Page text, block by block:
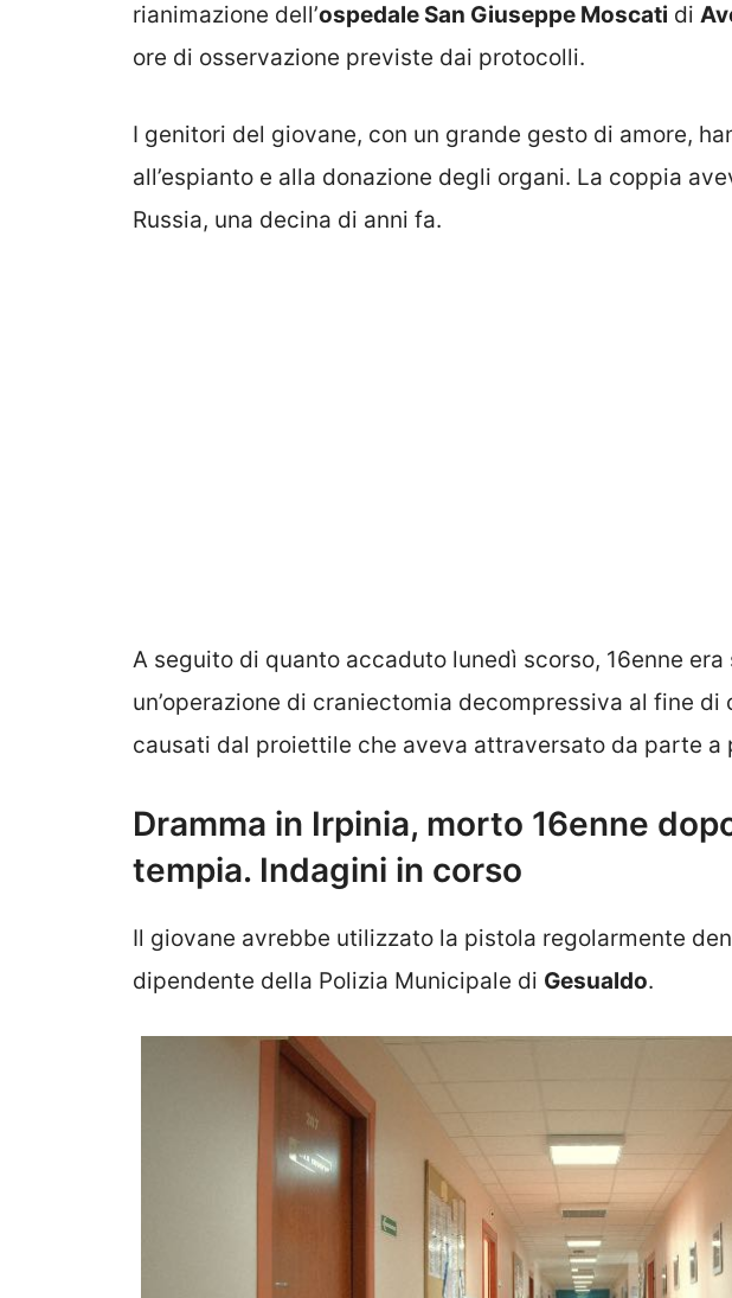
rianimazione dell’ospedale San Giuseppe Moscati di
ore di osservazione previste dai protocolli.
I genitori del giovane, con un grande gesto di amore,
all’espianto e alla donazione degli organi. La coppia
Russia, una decina di anni fa.
A seguito di quanto accaduto lunedì scorso, 16enne
un’operazione di craniectomia decompressiva al fine
causati dal proiettile che aveva attraversato da parte a
Dramma in Irpinia, morto 16enne
tempia. Indagini in corso
Il giovane avrebbe utilizzato la pistola regolarmente
dipendente della Polizia Municipale di Gesualdo.